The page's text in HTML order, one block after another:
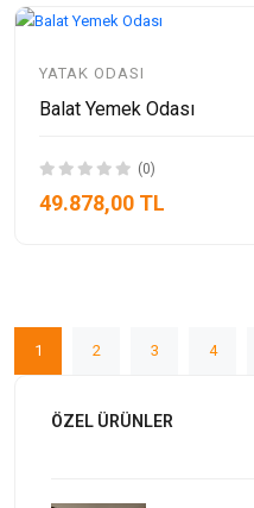
YATAK ODASI
Balat Yemek Odası
(0)
49.878,00 TL
1 2 3 4
ÖZEL ÜRÜNLER